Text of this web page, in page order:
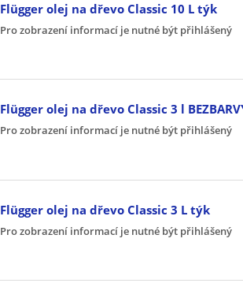
Flügger olej na dřevo Classic 10 L týk
Pro zobrazení informací je nutné být přihlášený
Flügger olej na dřevo Classic 3 l
Pro zobrazení informací je nutné být přihlášený
Flügger olej na dřevo Classic 3 L týk
Pro zobrazení informací je nutné být přihlášený